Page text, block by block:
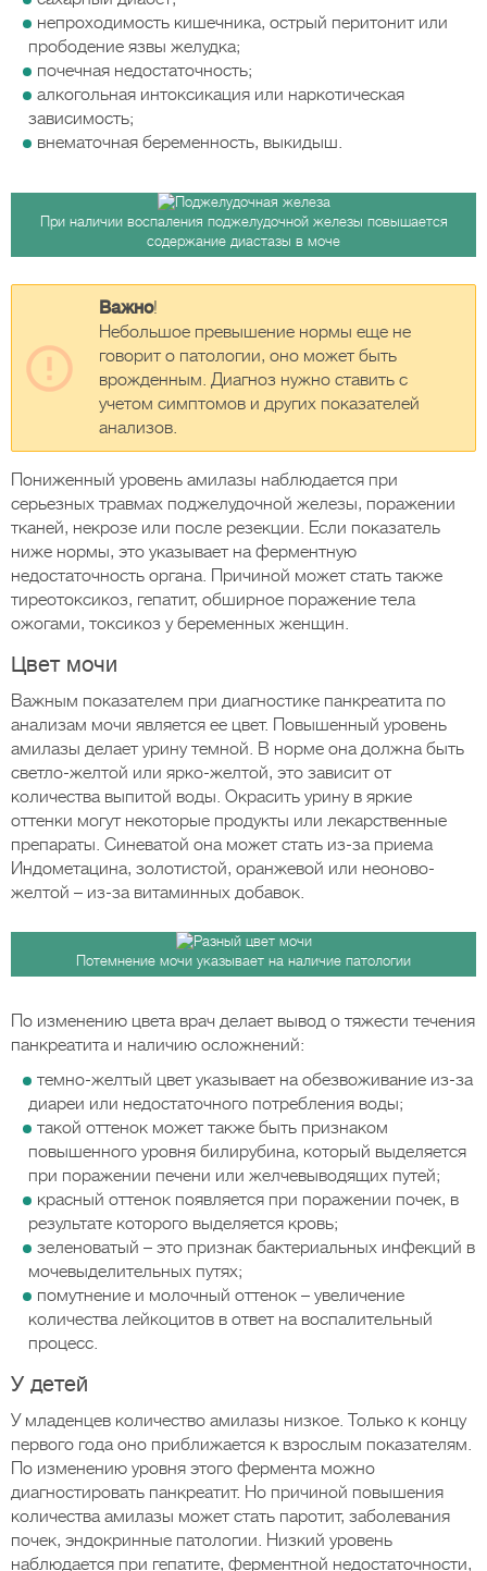
непроходимость кишечника, острый перитонит или
прободение язвы желудка;
почечная недостаточность;
алкогольная интоксикация или наркотическая
зависимость;
внематочная беременность, выкидыш.
При наличии воспаления поджелудочной железы повышается
содержание диастазы в моче
Важно!
Небольшое превышение нормы еще не
говорит о патологии, оно может быть
врожденным. Диагноз нужно ставить с
учетом симптомов и других показателей
анализов.
Пониженный уровень амилазы наблюдается при
серьезных травмах поджелудочной железы, поражении
тканей, некрозе или после резекции. Если показатель
ниже нормы, это указывает на ферментную
недостаточность органа. Причиной может стать также
тиреотоксикоз, гепатит, обширное поражение тела
ожогами, токсикоз у беременных женщин.
Цвет мочи
Важным показателем при диагностике панкреатита по
анализам мочи является ее цвет. Повышенный уровень
амилазы делает урину темной. В норме она должна быть
светло-желтой или ярко-желтой, это зависит от
количества выпитой воды. Окрасить урину в яркие
оттенки могут некоторые продукты или лекарственные
препараты. Синеватой она может стать из-за приема
Индометацина, золотистой, оранжевой или неоново-
желтой – из-за витаминных добавок.
Потемнение мочи указывает на наличие патологии
По изменению цвета врач делает вывод о тяжести течения
панкреатита и наличию осложнений:
темно-желтый цвет указывает на обезвоживание из-за
диареи или недостаточного потребления воды;
такой оттенок может также быть признаком
повышенного уровня билирубина, который выделяется
при поражении печени или желчевыводящих путей;
красный оттенок появляется при поражении почек, в
результате которого выделяется кровь;
зеленоватый – это признак бактериальных инфекций в
мочевыделительных путях;
помутнение и молочный оттенок – увеличение
количества лейкоцитов в ответ на воспалительный
процесс.
У детей
У младенцев количество амилазы низкое. Только к концу
первого года оно приближается к взрослым показателям.
По изменению уровня этого фермента можно
диагностировать панкреатит. Но причиной повышения
количества амилазы может стать паротит, заболевания
почек, эндокринные патологии. Низкий уровень
наблюдается при гепатите, ферментной недостаточности,